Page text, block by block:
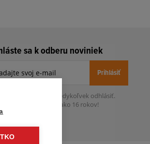
sa k odberu noviniek
Prihlásiť
sa môžete kedykoľvek odhlásiť.
pre osoby staršie ako 16 rokov!